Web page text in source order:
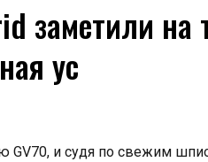
заметили на
ус
GV70, и судя по свежим